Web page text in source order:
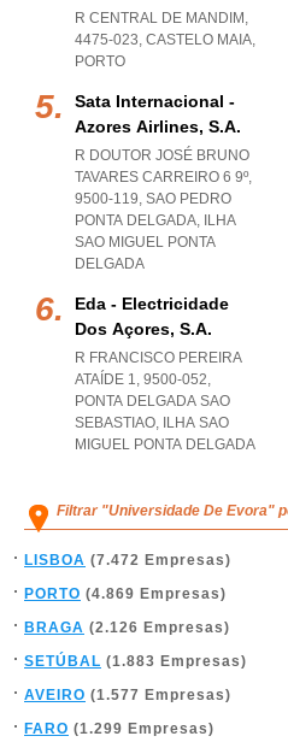
R CENTRAL DE MANDIM,
4475-023, CASTELO MAIA,
PORTO
Sata Internacional -
Azores Airlines, S.a.
R DOUTOR JOSÉ BRUNO
TAVARES CARREIRO 6 9º,
9500-119, SAO PEDRO
PONTA DELGADA, ILHA
SAO MIGUEL PONTA
DELGADA
Eda - Electricidade
Dos Açores, S.a.
R FRANCISCO PEREIRA
ATAÍDE 1, 9500-052,
PONTA DELGADA SAO
SEBASTIAO, ILHA SAO
MIGUEL PONTA DELGADA
Filtrar "Universidade De Evora"
LISBOA (7.472 Empresas)
PORTO (4.869 Empresas)
BRAGA (2.126 Empresas)
SETÚBAL (1.883 Empresas)
AVEIRO (1.577 Empresas)
FARO (1.299 Empresas)